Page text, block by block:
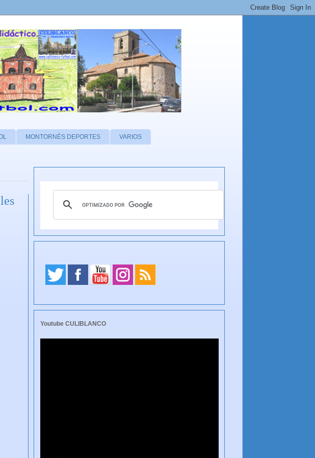
MONTORNÈS DEPORTES VARIOS
Youtube CULIBLANCO